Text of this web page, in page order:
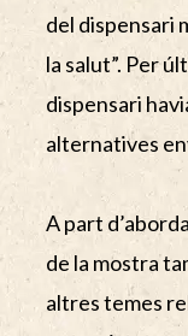
del dispensari
la salut”. Per
dispensari
alternatives
A part
de la mostra
altres temes